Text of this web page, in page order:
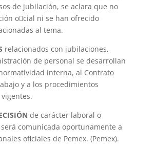
de jubilación, se aclara que no
o􀂿cial ni se han ofrecido
al tema.
relacionados con jubilaciones,
de personal se desarrollan
interna, al Contrato
y a los procedimientos
de carácter laboral o
comunicada oportunamente a
oficiales de Pemex. (Pemex).